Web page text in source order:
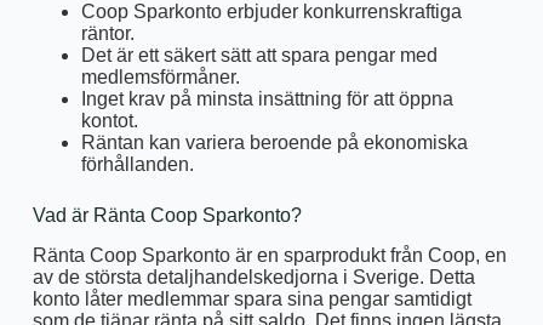
Coop Sparkonto erbjuder konkurrenskraftiga
räntor.
Det är ett säkert sätt att spara pengar med
medlemsförmåner.
Inget krav på minsta insättning för att öppna
kontot.
Räntan kan variera beroende på ekonomiska
förhållanden.
Vad är Ränta Coop Sparkonto?
Ränta Coop Sparkonto är en sparprodukt från Coop, en
av de största detaljhandelskedjorna i Sverige. Detta
konto låter medlemmar spara sina pengar samtidigt
som de tjänar ränta på sitt saldo. Det finns ingen lägsta